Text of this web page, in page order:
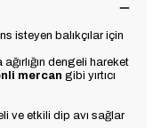
isteyen balıkçılar için
dengeli hareket
mercan gibi yırtıcı
ve etkili dip avı sağlar